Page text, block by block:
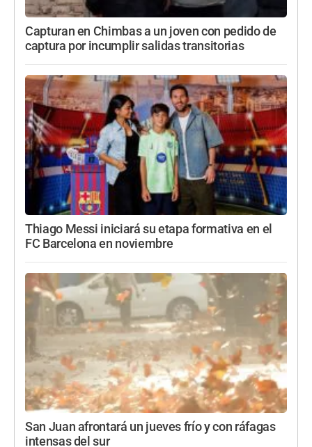
Capturan en Chimbas a un joven con pedido de
captura por incumplir salidas transitorias
Thiago Messi iniciará su etapa formativa en el
FC Barcelona en noviembre
San Juan afrontará un jueves frío y con ráfagas
intensas del sur